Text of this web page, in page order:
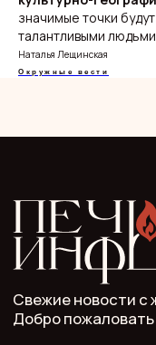
значимые точки
талантливыми
Наталья Лещинская
Окружные вести
ООО "Мелодия". Публикация
разрешена с письменного
и указания прямой
СМИ Печь.Инфо
Запись в реестре
серия Эл Nº ФС77−89949 oт
Учредитель: ООО